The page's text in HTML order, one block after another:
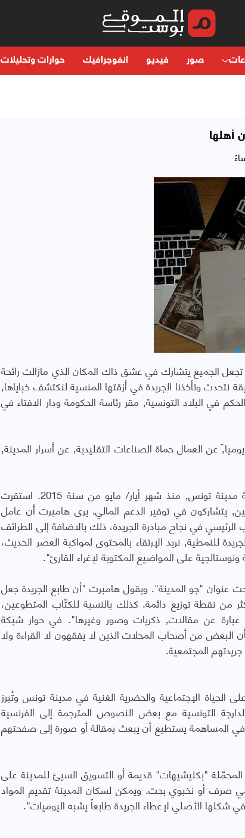
صور فيديو انفوجرافيك حوارات وتحليلات
أهلها
هامبرت فكرة تجعل الجميع يتشارك في عشق ذاك المكان الذي مازالت رائحة
التاريخ الاسلامي لتونس تعبق في ثناياه. عن مدينة تونس العتيقة نتحدث وتأخذنا الجريدة في أزقتها المنسية لنكتشف خباياها٬
نستنشق روائح تاريخ البلاد حيث كانت المدينة ولازالت معقل الحكم في البلاد التونسية٬ مقر رئاسة الحكومة ودار الافتاء في
في كل عدد يتحدث المشاركون عن الوجوه التي تجوب المدينة يوميا٬ً عن العمال حماة الصناعات التقليدية٬ عن أسرار المدينة٬
بدأ راوول هامبرت المغامرة حين كان يعمل مع جمعية صيانة مدينة تونس٬ منذ شهر أيار/ مايو من سنة 2015. استقرت
المشاورات على إطلاق جريدة يكتب فيها العديد من المتطوعين٬ يتشاركون في توفير الدعم المالي. يرى هامبرت أن عامل
في نجاح مبادرة الجريدة، ذلك بالاضافة إلى الطرائف
التي لا تغيب عن كل عدد يصدر. يقول، "لا نقبل بأن تخضع الجريدة للنمطية٬ نريد الإرتقاء بالمحتوى لمواكبة العصر الحديث،
على المواضيع المكتوبة لإغراء القارئ".
عدد صدر في شهر نوفمبر/ تشرين الثاني من سنة 2015 تحت عنوان "جو المدينة". ويقول هامبرت "أن طابع الجريدة جعل
من نقطة توزيع دائمة. كذلك بالنسبة للكتّاب المتطوعين،
أصبح سكان المدينة يأتون إلينا بمساهماتهم لننشرها وهي عبارة عن مقالات٬ ذكريات وصور وغيرها". في حوار شبكة
البعض من أصحاب المحلات الذين لا يفقهون لا القراءة ولا
المجتمعية.
إلى تسليط الضوء على الحياة الإجتماعية والحضرية الغنية في مدينة تونس وتُبرز
التونسية مع بعض النصوص المترجمة إلى الفرنسية
المساهمة يستطيع أن يبعث بمقالة أو صورة إلى صفحتهم
المحمّلة "بكليشيهات" قديمة أو التسويق السيئ للمدينة على
صرف أو نخبوي بحت. ويمكن لسكان المدينة تقديم المواد
الأصلي لإعطاء الجريدة طابعاً يشبه اليوميات".